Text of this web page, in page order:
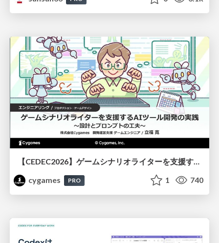
【CEDEC2026】ゲームシナリオライターを支援するAIツール開発の実践 ― 設計とプロンプトの工夫 ―
cygames
PRO 1 740